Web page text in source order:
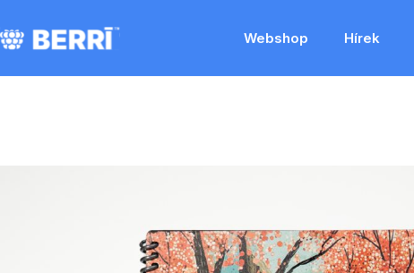
Webshop Hírek